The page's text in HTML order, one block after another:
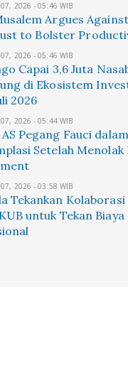
2026 - 05:46 WIB
Argues
to Bolster
2026 - 05:46 WIB
Capai 3,6 Juta
di Ekosistem
2026
2026 - 05:44 WIB
Pegang Fauci dalam
Setelah Menolak
2026 - 03:58 WIB
Tekankan Kolaborasi
untuk Tekan Biaya